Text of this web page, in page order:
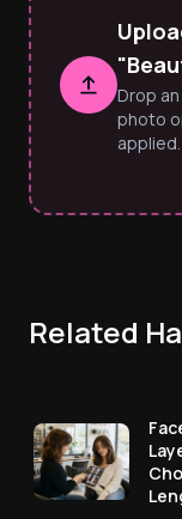
Drop
photo
applied.
Related